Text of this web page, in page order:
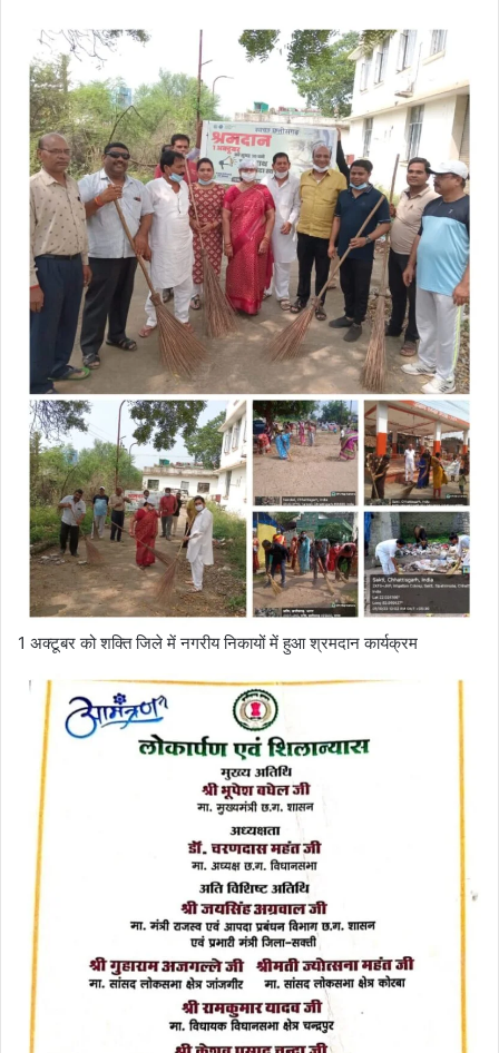
1 अक्टूबर को शक्ति जिले में नगरीय निकायों में हुआ श्रमदान कार्यक्रम